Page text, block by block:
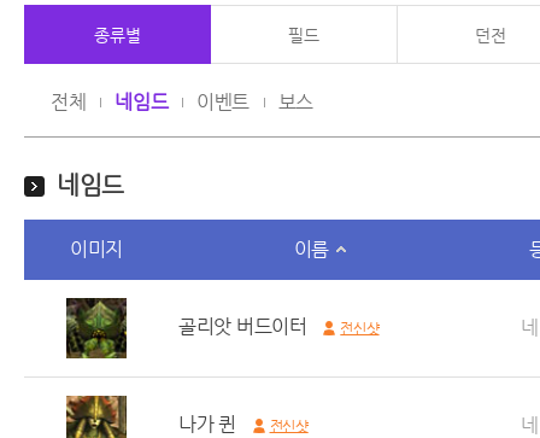
종류별 필드 던전
전체 네임드 이벤트 보스
네임드
이미지 이름
골리앗 버드이터 전신샷
나가 퀸 전신샷